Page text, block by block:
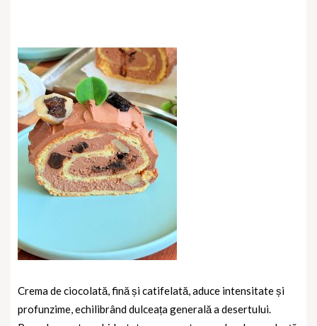
Crema de ciocolată, fină și catifelată, aduce intensitate și
profunzime, echilibrând dulceața generală a desertului.